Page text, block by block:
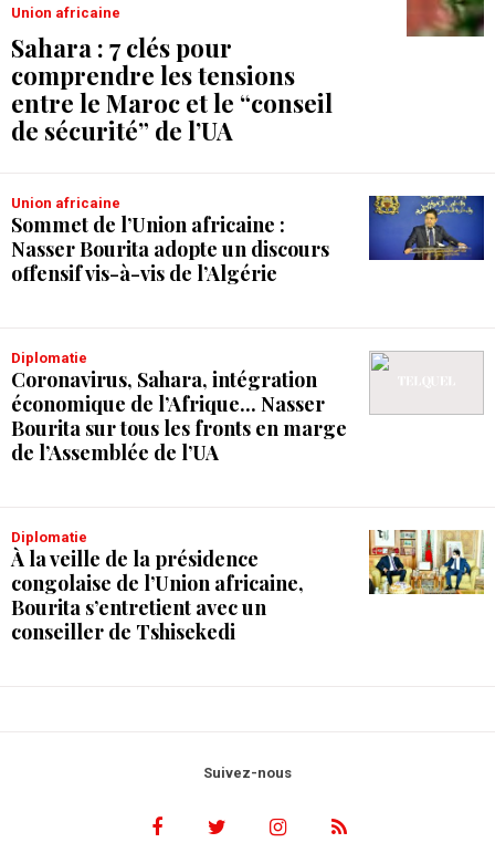
Union africaine
Sahara : 7 clés pour
comprendre les tensions
entre le Maroc et le “conseil
de sécurité” de l’UA
Union africaine
Sommet de l’Union africaine :
Nasser Bourita adopte un discours
offensif vis-à-vis de l’Algérie
Diplomatie
Coronavirus, Sahara, intégration
économique de l’Afrique... Nasser
Bourita sur tous les fronts en marge
de l’Assemblée de l’UA
Diplomatie
À la veille de la présidence
congolaise de l’Union africaine,
Bourita s’entretient avec un
conseiller de Tshisekedi
Suivez-nous